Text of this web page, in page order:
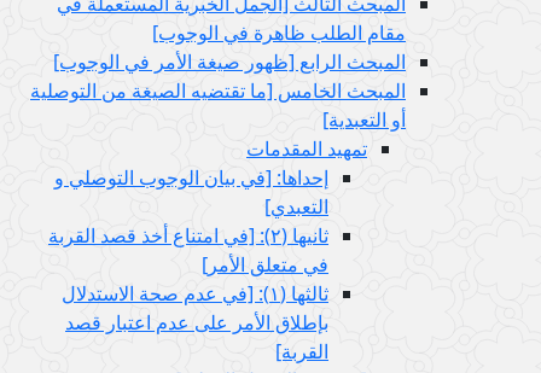
مقام الطلب ظاهرة في الوجوب‏]
المبحث الرابع‏ [ظهور صيغة الأمر في الوجوب‏]
المبحث الخامس‏ [ما تقتضيه الصيغة من التوصلية
أو التعبدية]
تمهيد المقدمات
إحداها: [في بيان الوجوب التوصلي و
التعبدي‏]
ثانيها (٢): [في امتناع أخذ قصد القربة
في متعلق الأمر]
ثالثها (١): [في عدم صحة الاستدلال
بإطلاق الأمر على عدم اعتبار قصد
القربة]